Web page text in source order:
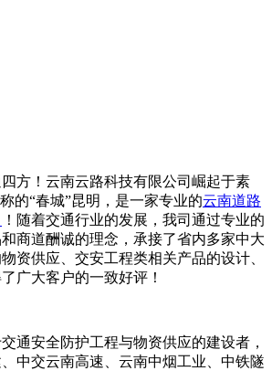
方！云南云路科技有限公司崛起于素
的“春城”昆明，是一家专业的云南道路
！随着交通行业的发展，我司通过专业的
商道酬诚的理念，承接了省内多家中大
资供应、交安工程类相关产品的设计、
广大客户的一致好评！
通安全防护工程与物资供应的建设者，
中交云南高速、云南中烟工业、中铁隧